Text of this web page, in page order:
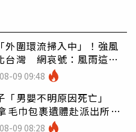
外圍環流掃入中」！強風
台灣 網哀號：風雨這麼
假09 09:48
「男嬰不明原因死亡」
毛巾包裹遺體赴派出所報
09 08:28